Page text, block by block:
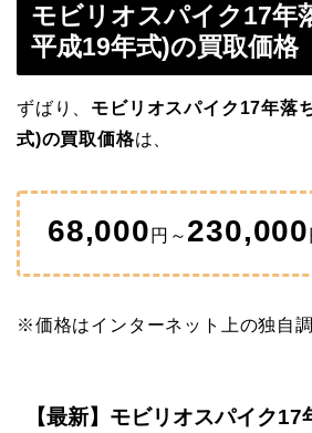
モビリオスパイク17年
平成19年式)の買取価格
ずばり、 モビリオスパイク17年落
式)の買取価格は、
68,000 円～ 230,000
※価格はインターネット上の独自
【最新】モビリオスパイク